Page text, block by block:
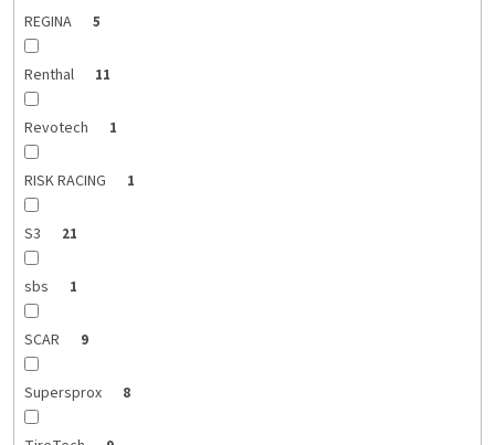
REGINA 5
Renthal 11
Revotech 1
RISK RACING 1
S3 21
sbs 1
SCAR 9
Supersprox 8